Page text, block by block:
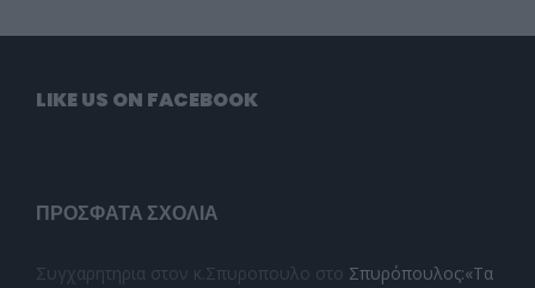
LIKE US ON FACEBOOK
ΠΡΌΣΦΑΤΑ ΣΧΌΛΙΑ
Συγχαρητηρια στον κ.Σπυροπουλο στο Σπυρόπουλος:«Τα